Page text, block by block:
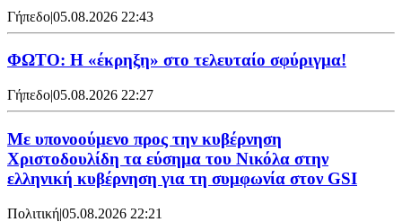
Γήπεδο|05.08.2026 22:43
ΦΩΤΟ: Η «έκρηξη» στο τελευταίο σφύριγμα!
Γήπεδο|05.08.2026 22:27
Με υπονοούμενο προς την κυβέρνηση
Χριστοδουλίδη τα εύσημα του Νικόλα στην
ελληνική κυβέρνηση για τη συμφωνία στον GSI
Πολιτική|05.08.2026 22:21